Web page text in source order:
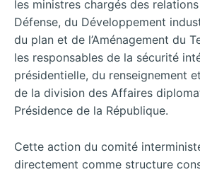
les ministres chargés des
Défense, du Développement
du plan et de l’Aménagement du
les responsables de la sécurité
présidentielle, du renseignement
de la division des Affaires
Présidence de la République.
Cette action du comité
directement comme structure